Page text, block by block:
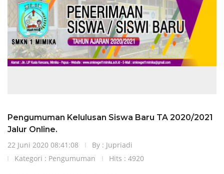
Pengumuman Kelulusan Siswa Baru TA 2020/2021
Jalur Online.
22 Juni 2020 08:41:08
By : Jupriadi
Kategori : Pengumuman Hits : 4920